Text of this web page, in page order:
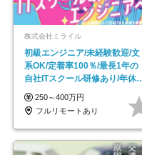
株式会社ミライル
初級エンジニア/未経験歓迎/文
系OK/定着率100％/最長1年の
自社ITスクール研修あり/年休
130日
250～400万円
フルリモートあり